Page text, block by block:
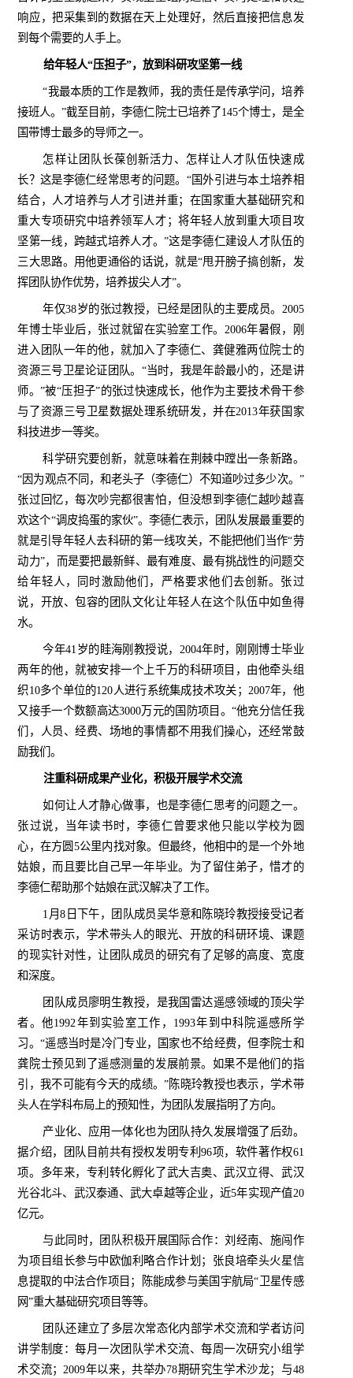
响应，把采集到的数据在天上处理好，然后直接把信息发
到每个需要的人手上。
给年轻人“压担子”，放到科研攻坚第一线
“我最本质的工作是教师，我的责任是传承学问，培养
接班人。”截至目前，李德仁院士已培养了145个博士，是全
国带博士最多的导师之一。
怎样让团队长葆创新活力、怎样让人才队伍快速成
长？这是李德仁经常思考的问题。“国外引进与本土培养相
结合，人才培养与人才引进并重；在国家重大基础研究和
重大专项研究中培养领军人才；将年轻人放到重大项目攻
坚第一线，跨越式培养人才。”这是李德仁建设人才队伍的
三大思路。用他更通俗的话说，就是“甩开膀子搞创新，发
挥团队协作优势，培养拔尖人才”。
年仅38岁的张过教授，已经是团队的主要成员。 2005
年博士毕业后，张过就留在实验室工作。 2006年暑假，刚
进入团队一年的他，就加入了李德仁、龚健雅两位院士的
资源三号卫星论证团队。“当时，我是年龄最小的，还是讲
师。”被“压担子”的张过快速成长，他作为主要技术骨干参
与了资源三号卫星数据处理系统研发，并在2013年获国家
科技进步一等奖。
科学研究要创新，就意味着在荆棘中蹚出一条新路。
“因为观点不同，和老头子（李德仁）不知道吵过多少次。”
张过回忆，每次吵完都很害怕，但没想到李德仁越吵越喜
欢这个“调皮捣蛋的家伙”。李德仁表示，团队发展最重要的
就是引导年轻人去科研的第一线攻关，不能把他们当作“劳
动力”，而是要把最新鲜、最有难度、最有挑战性的问题交
给年轻人，同时激励他们，严格要求他们去创新。张过
说，开放、包容的团队文化让年轻人在这个队伍中如鱼得
水。
今年41 岁的眭海刚教授说， 2004年时，刚刚博士毕业
两年的他，就被安排一个上千万的科研项目，由他牵头组
织10多个单位的120人进行系统集成技术攻关； 2007年，他
又接手一个数额高达3000万元的国防项目。“他充分信任我
们，人员、经费、场地的事情都不用我们操心，还经常鼓
励我们。
注重科研成果产业化，积极开展学术交流
如何让人才静心做事，也是李德仁思考的问题之一。
张过说，当年读书时，李德仁曾要求他只能以学校为圆
心，在方圆 5公里内找对象。但最终，他相中的是一个外地
姑娘，而且要比自己早一年毕业。为了留住弟子，惜才的
李德仁帮助那个姑娘在武汉解决了工作。
1 月8 日下午，团队成员吴华意和陈晓玲教授接受记者
采访时表示，学术带头人的眼光、开放的科研环境、课题
的现实针对性，让团队成员的研究有了足够的高度、宽度
和深度。
团队成员廖明生教授，是我国雷达遥感领域的顶尖学
者。他1992年到实验室工作， 1993年到中科院遥感所学
习。“遥感当时是冷门专业，国家也不给经费，但李院士和
龚院士预见到了遥感测量的发展前景。如果不是他们的指
引，我不可能有今天的成绩。”陈晓玲教授也表示，学术带
头人在学科布局上的预知性，为团队发展指明了方向。
产业化、应用一体化也为团队持久发展增强了后劲。
据介绍，团队目前共有授权发明专利96项，软件著作权61
项。多年来，专利转化孵化了武大吉奥、武汉立得、武汉
光谷北斗、武汉泰通、武大卓越等企业，近5年实现产值20
亿元。
与此同时，团队积极开展国际合作：刘经南、施闯作
为项目组长参与中欧伽利略合作计划；张良培牵头火星信
息提取的中法合作项目；陈能成参与美国宇航局“卫星传感
网”重大基础研究项目等等。
团队还建立了多层次常态化内部学术交流和学者访问
讲学制度：每月一次团队学术交流、每周一次研究小组学
术交流； 2009年以来，共举办78期研究生学术沙龙；与48